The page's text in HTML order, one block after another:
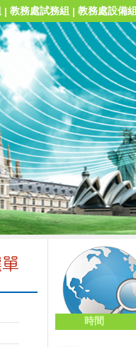
| 教務處試務組 | 教務處設備組
時間